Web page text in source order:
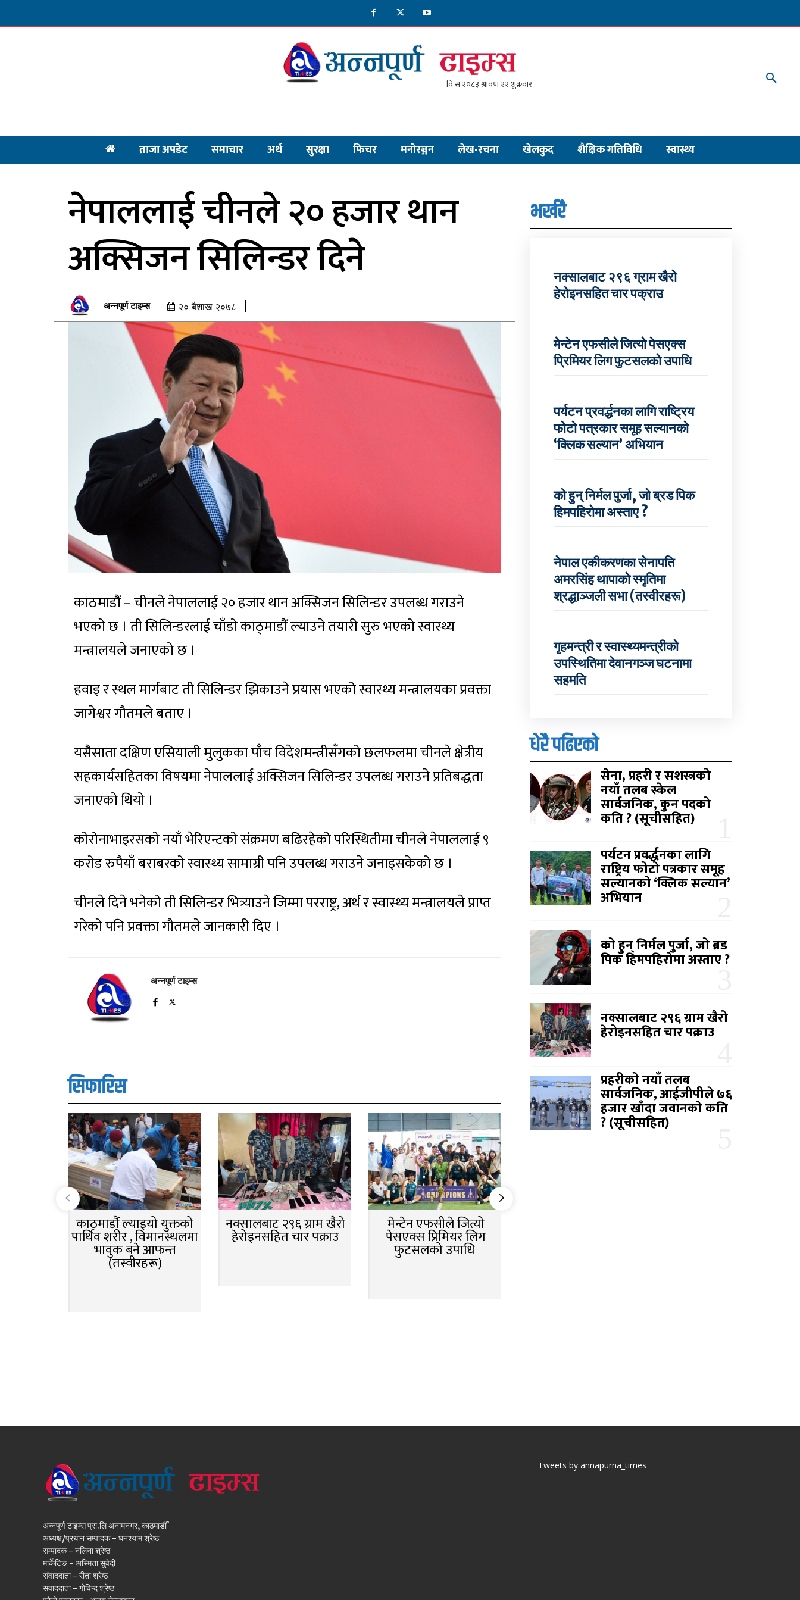
ताजा अपडेट समाचार अर्थ सुरक्षा फिचर मनाेरञ्जन लेख-रचना खेलकुद शैक्षिक गतिविधि स्वास्थ्य
नेपाललाई चीनले २० हजार थान
अक्सिजन सिलिन्डर दिने
अन्नपूर्ण टाइम्स २० बैशाख २०७८
काठमाडौं – चीनले नेपाललाई २० हजार थान अक्सिजन सिलिन्डर उपलब्ध गराउने
भएको छ । ती सिलिन्डरलाई चाँडो काठ्माडौं ल्याउने तयारी सुरु भएको स्वास्थ्य
मन्त्रालयले जनाएको छ ।
हवाइ र स्थल मार्गबाट ती सिलिन्डर झिकाउने प्रयास भएको स्वास्थ्य मन्त्रालयका प्रवक्ता
जागेश्वर गौतमले बताए ।
यसैसाता दक्षिण एसियाली मुलुकका पाँच विदेशमन्त्रीसँगको छलफलमा चीनले क्षेत्रीय
सहकार्यसहितका विषयमा नेपाललाई अक्सिजन सिलिन्डर उपलब्ध गराउने प्रतिबद्धता
जनाएको थियो ।
कोरोनाभाइरसको नयाँ भेरिएन्टको संक्रमण बढिरहेको परिस्थितीमा चीनले नेपाललाई ९
करोड रुपैयाँ बराबरको स्वास्थ्य सामाग्री पनि उपलब्ध गराउने जनाइसकेको छ ।
चीनले दिने भनेको ती सिलिन्डर भित्र्याउने जिम्मा परराष्ट्र, अर्थ र स्वास्थ्य मन्त्रालयले प्राप्त
गरेको पनि प्रवक्ता गौतमले जानकारी दिए ।
अन्नपूर्ण टाइम्स
सिफारिस
काठमाडौं ल्याइयो युक्तको
पार्थिव शरीर , विमानस्थलमा
भावुक बने आफन्त
(तस्वीरहरू)
नक्सालबाट २९६ ग्राम खैरो
हेरोइनसहित चार पक्राउ
मेन्टेन एफसीले जित्यो
पेसएक्स प्रिमियर लिग
फुटसलको उपाधि
भर्खरै
नक्सालबाट २९६ ग्राम खैरो
हेरोइनसहित चार पक्राउ
मेन्टेन एफसीले जित्यो पेसएक्स
प्रिमियर लिग फुटसलको उपाधि
पर्यटन प्रवर्द्धनका लागि राष्ट्रिय
फोटो पत्रकार समूह सल्यानको
‘क्लिक सल्यान’ अभियान
को हुन् निर्मल पुर्जा, जो ब्रड पिक
हिमपहिरोमा अस्ताए ?
नेपाल एकीकरणका सेनापति
अमरसिंह थापाको स्मृतिमा
श्रद्धाञ्जली सभा (तस्वीरहरू)
गृहमन्त्री र स्वास्थ्यमन्त्रीको
उपस्थितिमा देवानगञ्ज घटनामा
सहमति
धेरै पढिएको
सेना, प्रहरी र सशस्त्रको
नयाँ तलब स्केल
सार्वजनिक, कुन पदको
कति ? (सूचीसहित)
पर्यटन प्रवर्द्धनका लागि
राष्ट्रिय फोटो पत्रकार समूह
सल्यानको ‘क्लिक सल्यान’
अभियान
को हुन् निर्मल पुर्जा, जो ब्रड
पिक हिमपहिरोमा अस्ताए ?
नक्सालबाट २९६ ग्राम खैरो
हेरोइनसहित चार पक्राउ
प्रहरीको नयाँ तलब
सार्वजनिक, आईजीपीले ७६
हजार खाँदा जवानको कति
? (सूचीसहित)
अन्नपूर्ण टाइम्स प्रा.लि अनामनगर, काठमाडौँ
अध्यक्ष/प्रधान सम्पादक - घनश्याम श्रेष्ठ
सम्पादक - नलिना श्रेष्ठ
मार्केटिङ - अस्मिता सुवेदी
संवाददाता - रीता श्रेष्ठ
संवाददाता - गोविन्द श्रेष्ठ
Tweets by annapurna_times